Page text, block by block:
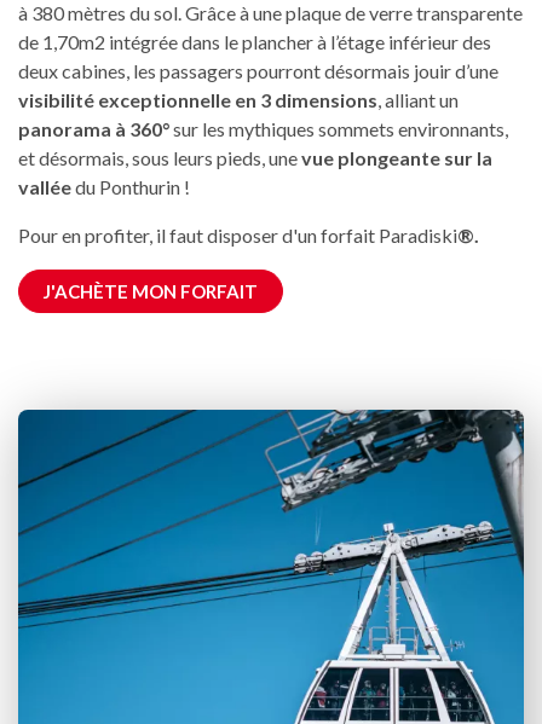
à 380 mètres du sol. Grâce à une plaque de verre transparente
de 1,70m2 intégrée dans le plancher à l’étage inférieur des
deux cabines, les passagers pourront désormais jouir d’une
visibilité exceptionnelle en 3 dimensions, alliant un
panorama à 360°sur les mythiques sommets environnants,
et désormais, sous leurs pieds, unevue plongeante sur la
valléedu Ponthurin !
Pour en profiter, il faut disposer d'un forfait Paradiski®.
J'ACHÈTE MON FORFAIT